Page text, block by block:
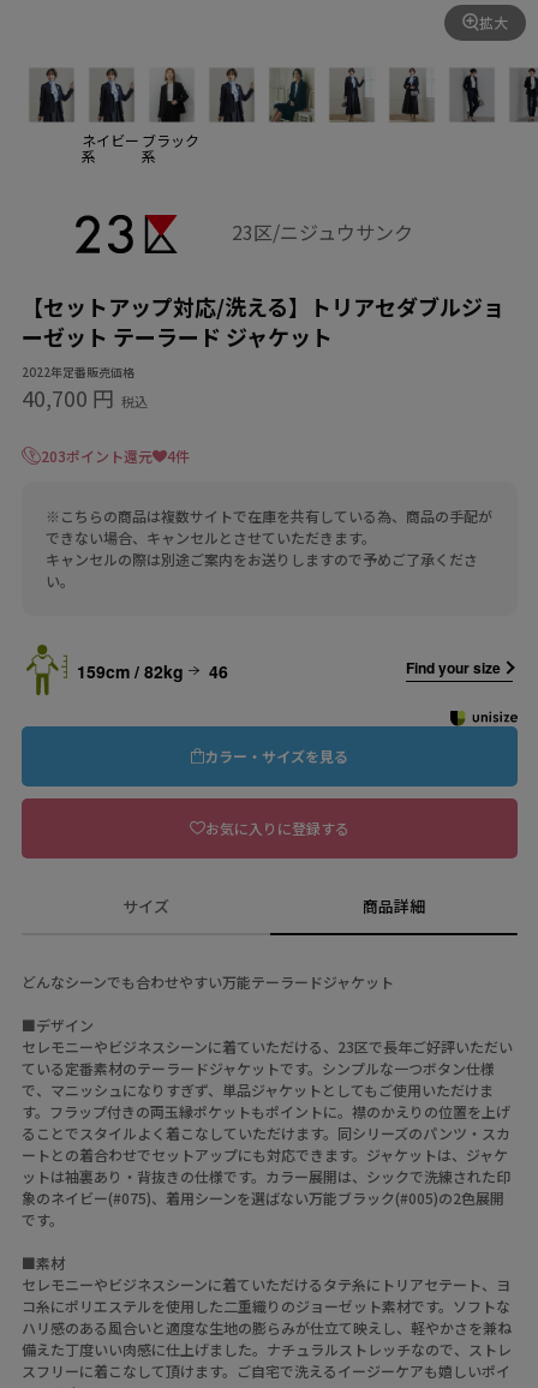
拡大
ネイビー
系
ブラック
系
23区/ニジュウサンク
【セットアップ対応/洗える】トリアセダブルジョ
ーゼット テーラード ジャケット
2022年定番販売価格
40,700 円 税込
203ポイント還元 4件
※こちらの商品は複数サイトで在庫を共有している為、商品の手配が
できない場合、キャンセルとさせていただきます。
キャンセルの際は別途ご案内をお送りしますので予めご了承くださ
い。
159cm / 82kg 46 Find your size
カラー・サイズを見る
お気に入りに登録する
サイズ 商品詳細
どんなシーンでも合わせやすい万能テーラードジャケット
■デザイン
セレモニーやビジネスシーンに着ていただける、23区で長年ご好評いただい
ている定番素材のテーラードジャケットです。シンプルな一つボタン仕様
で、マニッシュになりすぎず、単品ジャケットとしてもご使用いただけま
す。フラップ付きの両玉縁ポケットもポイントに。襟のかえりの位置を上げ
ることでスタイルよく着こなしていただけます。同シリーズのパンツ・スカ
ートとの着合わせでセットアップにも対応できます。ジャケットは、ジャケ
ットは袖裏あり・背抜きの仕様です。カラー展開は、シックで洗練された印
象のネイビー(#075)、着用シーンを選ばない万能ブラック(#005)の2色展開
です。
■素材
セレモニーやビジネスシーンに着ていただけるタテ糸にトリアセテート、ヨ
コ糸にポリエステルを使用した二重織りのジョーゼット素材です。ソフトな
ハリ感のある風合いと適度な生地の膨らみが仕立て映えし、軽やかさを兼ね
備えた丁度いい肉感に仕上げました。ナチュラルストレッチなので、ストレ
スフリーに着こなして頂けます。ご自宅で洗えるイージーケアも嬉しいポイ